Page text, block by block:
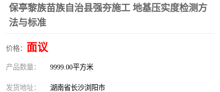
保亭黎族苗族自治县强夯施工 地基压实度检测方
法与标准
价格： 面议
产品数量： 9999.00平方米
发货地址： 湖南省长沙浏阳市